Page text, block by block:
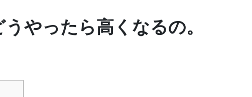
やったら高くなるの。